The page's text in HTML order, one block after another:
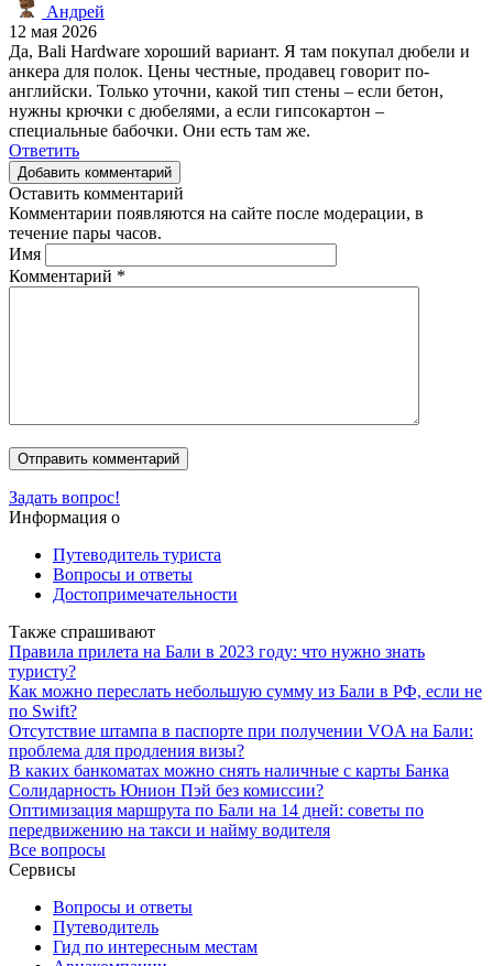
Андрей
12 мая 2026
Да, Bali Hardware хороший вариант. Я там покупал дюбели и
анкера для полок. Цены честные, продавец говорит по-
английски. Только уточни, какой тип стены – если бетон,
нужны крючки с дюбелями, а если гипсокартон –
специальные бабочки. Они есть там же.
Ответить
Добавить комментарий
Оставить комментарий
Комментарии появляются на сайте после модерации, в
течение пары часов.
Имя
Комментарий *
Задать вопрос!
Информация о
Путеводитель туриста
Вопросы и ответы
Достопримечательности
Также спрашивают
Правила прилета на Бали в 2023 году: что нужно знать
туристу?
Как можно переслать небольшую сумму из Бали в РФ, если не
по Swift?
Отсутствие штампа в паспорте при получении VOA на Бали:
проблема для продления визы?
В каких банкоматах можно снять наличные с карты Банка
Солидарность Юнион Пэй без комиссии?
Оптимизация маршрута по Бали на 14 дней: советы по
передвижению на такси и найму водителя
Все вопросы
Сервисы
Вопросы и ответы
Путеводитель
Гид по интересным местам